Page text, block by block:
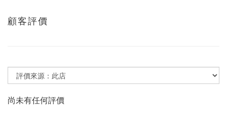
顧客評價
尚未有任何評價